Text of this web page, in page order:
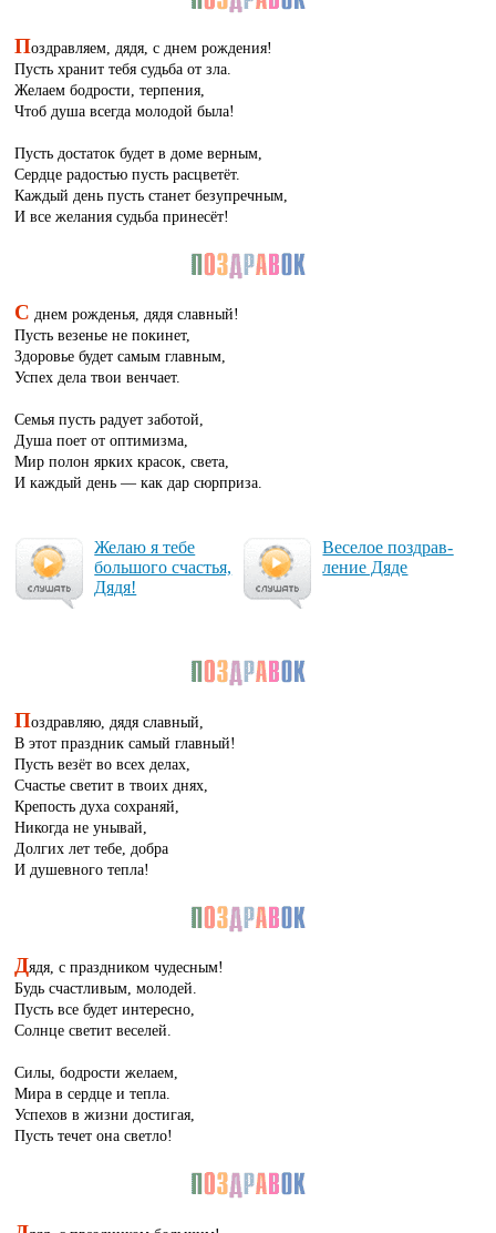
Поздравляем, дядя, с днем рождения!
Пусть хранит тебя судьба от зла.
Желаем бодрости, терпения,
Чтоб душа всегда молодой была!
Пусть достаток будет в доме верным,
Сердце радостью пусть расцветёт.
Каждый день пусть станет безупречным,
И все желания судьба принесёт!
С днем рожденья, дядя славный!
Пусть везенье не покинет,
Здоровье будет самым главным,
Успех дела твои венчает.
Семья пусть радует заботой,
Душа поет от оптимизма,
Мир полон ярких красок, света,
И каждый день — как дар сюрприза.
Же­лаю я те­бе
боль­шо­го счастья,
Дя­дя!
Ве­се­лое поз­драв­
ле­ние Дя­де
Поздравляю, дядя славный,
В этот праздник самый главный!
Пусть везёт во всех делах,
Счастье светит в твоих днях,
Крепость духа сохраняй,
Никогда не унывай,
Долгих лет тебе, добра
И душевного тепла!
Дядя, с праздником чудесным!
Будь счастливым, молодей.
Пусть все будет интересно,
Солнце светит веселей.
Силы, бодрости желаем,
Мира в сердце и тепла.
Успехов в жизни достигая,
Пусть течет она светло!